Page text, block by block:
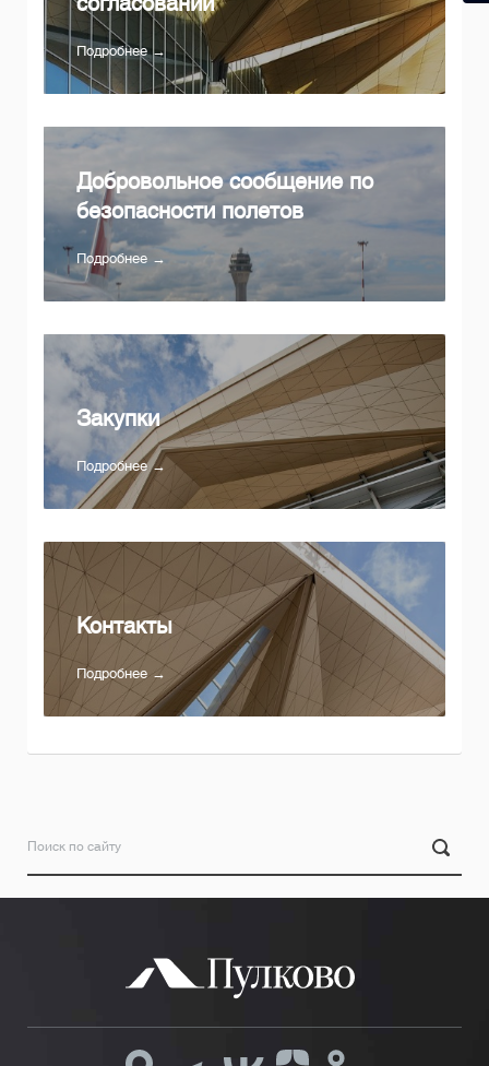
Подробнее →
Добровольное сообщение по
безопасности полетов
Подробнее →
Закупки
Подробнее →
Контакты
Подробнее →